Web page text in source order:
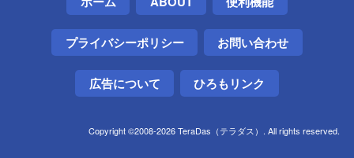
プライバシーポリシー お問い合わせ
広告について ひろもリンク
Copyright ©2008-2026 TeraDas（テラダス）. All rights reserved.